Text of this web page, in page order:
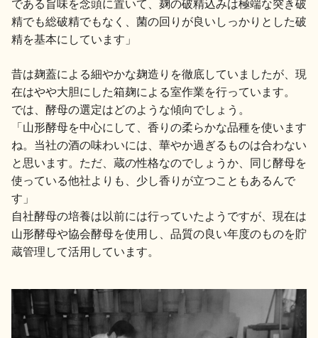
である旨味を念頭に置いて、麹の破精込みは極端な突き破
精でも総破精でもなく、菌の回りが良いしっかりとした破
精を基本にしています」
昔は麹蓋による細やかな麹造りを徹底していましたが、現
在はやや大胆にした箱麹による室作業を行っています。
では、酵母の選定はどのような傾向でしょう。
「山形酵母を中心にして、香りの柔らかな品種を使います
ね。当社の酒の味わいには、華やか過ぎるものは合わない
と思います。ただ、蔵の性格なのでしょうか、同じ酵母を
使っている他社よりも、少し香りが立つこともあるんで
す」
自社酵母の培養は以前には行っていたようですが、現在は
山形酵母や協会酵母を使用し、品質の良い年度のものを貯
蔵管理して活用しています。